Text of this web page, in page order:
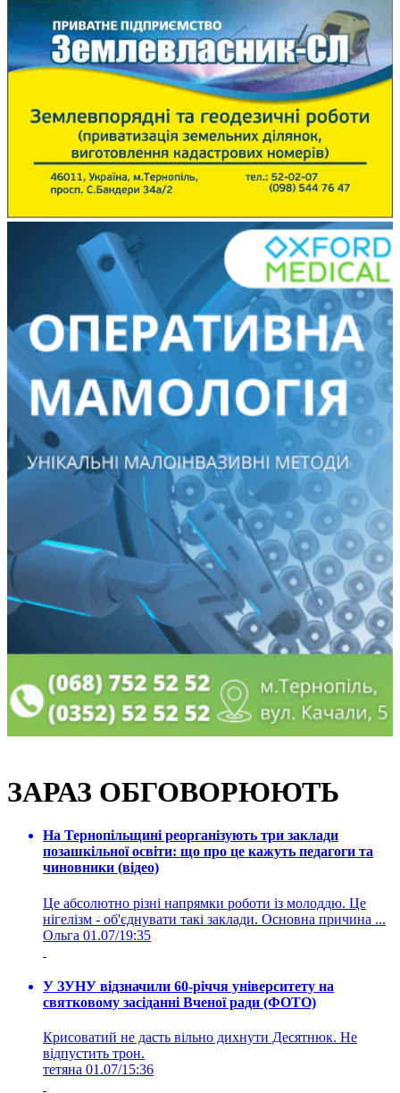
ЗАРАЗ ОБГОВОРЮЮТЬ
На Тернопільщині реорганізують три заклади
позашкільної освіти: що про це кажуть педагоги та
чиновники (відео)
Це абсолютно різні напрямки роботи із молоддю. Це
нігелізм - об'єднувати такі заклади. Основна причина ...
Ольга 01.07/19:35
У ЗУНУ відзначили 60-річчя університету на
святковому засіданні Вченої ради (ФОТО)
Крисоватий не дасть вільно дихнути Десятнюк. Не
відпустить трон.
тетяна 01.07/15:36